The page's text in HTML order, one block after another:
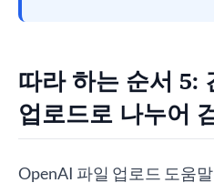
따라 하는 순서 5:
업로드로 나누어
OpenAI 파일 업로드 도움